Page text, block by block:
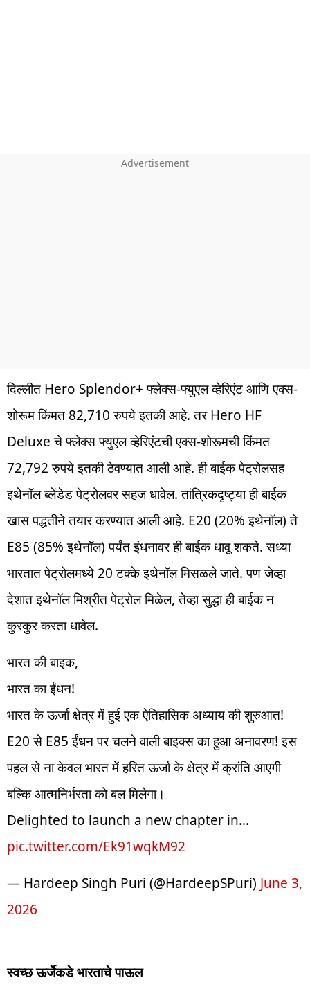
दिल्लीत Hero Splendor+ फ्लेक्स-फ्युएल व्हेरिएंट आणि एक्स-
शोरूम किंमत 82,710 रुपये इतकी आहे. तर Hero HF
Deluxe चे फ्लेक्स फ्युएल व्हेरिएंटची एक्स-शोरूमची किंमत
72,792 रुपये इतकी ठेवण्यात आली आहे. ही बाईक पेट्रोलसह
इथेनॉल ब्लेंडेड पेट्रोलवर सहज धावेल. तांत्रिकदृष्ट्या ही बाईक
खास पद्धतीने तयार करण्यात आली आहे. E20 (20% इथेनॉल) ते
E85 (85% इथेनॉल) पर्यंत इंधनावर ही बाईक धावू शकते. सध्या
भारतात पेट्रोलमध्ये 20 टक्के इथेनॉल मिसळले जाते. पण जेव्हा
देशात इथेनॉल मिश्रीत पेट्रोल मिळेल, तेव्हा सुद्धा ही बाईक न
कुरकुर करता धावेल.
भारत की बाइक,
भारत का ईंधन!
भारत के ऊर्जा क्षेत्र में हुई एक ऐतिहासिक अध्याय की शुरुआत!
E20 से E85 ईंधन पर चलने वाली बाइक्स का हुआ अनावरण! इस
पहल से ना केवल भारत में हरित ऊर्जा के क्षेत्र में क्रांति आएगी
बल्कि आत्मनिर्भरता को बल मिलेगा।
Delighted to launch a new chapter in…
pic.twitter.com/Ek91wqkM92
— Hardeep Singh Puri (@HardeepSPuri) June 3,
2026
स्वच्छ ऊर्जेकडे भारताचे पाऊल